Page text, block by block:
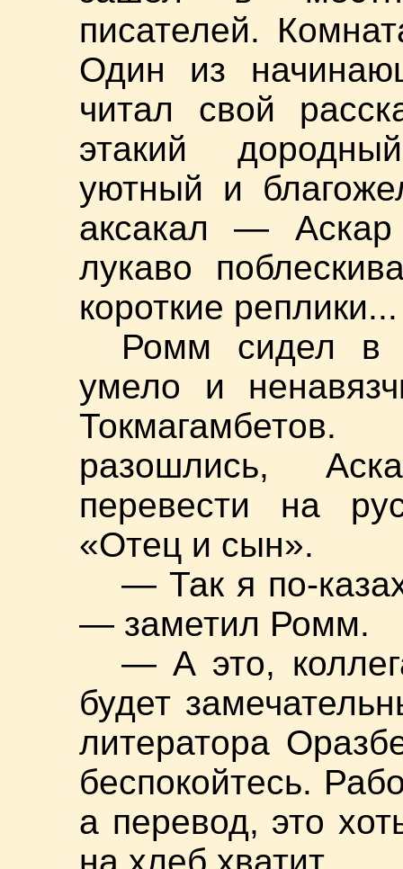
писателей.
Один из
читал свой
этакий
уютный и
аксакал — Аскар
лукаво
короткие реплики...
Ромм сидел в
умело и
разошлись,
перевести на
«Отец и сын».
— Так я по-
— заметил Ромм.
— А это,
будет
литератора
беспокойтесь.
а перевод, это